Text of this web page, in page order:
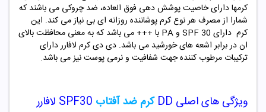
کرمها دارای خاصیت پوشش دهی فوق العاده، ضد چروکی می باشند که
شمارا از مصرف هر نوع کرم پوشاننده روزانه ای بی نیاز می کند. این
کرم دارای SPF 30 و PA با +++ می باشد که به معنی محافظت بالای
ان در برابر اشعه های خورشید می باشد. دی دی کرم لافارر دارای
ترکیبات مرطوب کننده جهت شفافیت و نرمی پوست نیز می باشد.
ویژگی های اصلی DD کرم ضد آفتاب